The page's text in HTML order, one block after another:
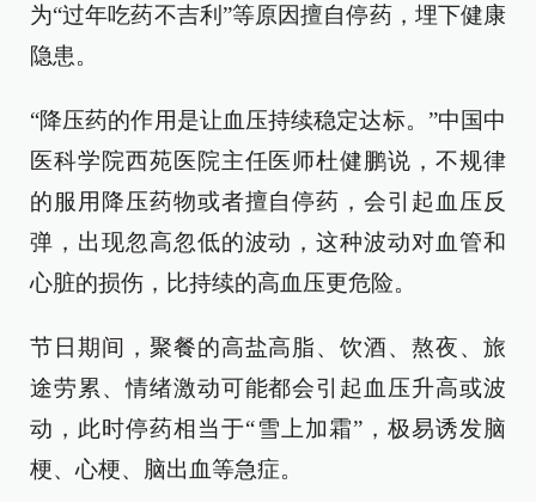
为“过年吃药不吉利”等原因擅自停药，埋下健康
隐患。
“降压药的作用是让血压持续稳定达标。”中国中
医科学院西苑医院主任医师杜健鹏说，不规律
的服用降压药物或者擅自停药，会引起血压反
弹，出现忽高忽低的波动，这种波动对血管和
心脏的损伤，比持续的高血压更危险。
节日期间，聚餐的高盐高脂、饮酒、熬夜、旅
途劳累、情绪激动可能都会引起血压升高或波
动，此时停药相当于“雪上加霜”，极易诱发脑
梗、心梗、脑出血等急症。